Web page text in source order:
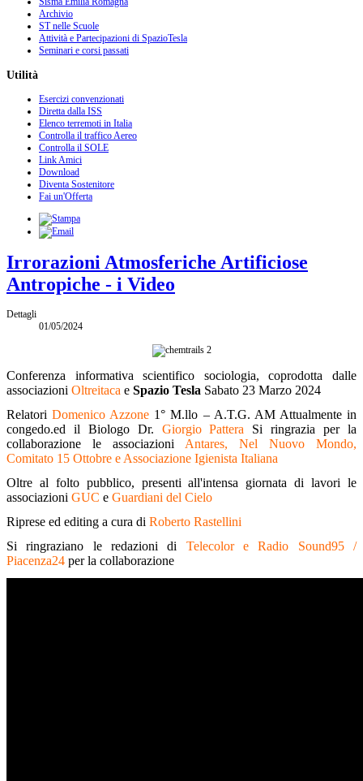
Archivio
ST nelle Scuole
Attività e Partecipazioni di SpazioTesla
Seminari e corsi passati
Utilità
Esercizi convenzionati
Diretta dalla ISS
Elenco terremoti in Italia
Controlla il traffico Aereo
Controlla il SOLE
Link Amici
Download
Diventa Sostenitore
Fai un'Offerta
Irrorazioni Atmosferiche Artificiose
Antropiche - i Video
Dettagli
01/05/2024
Conferenza informativa scientifico sociologia, coprodotta dalle
associazioni Oltreitaca e Spazio Tesla Sabato 23 Marzo 2024
RelatoriDomenico Azzone 1° M.llo – A.T.G. AM Attualmente in
congedo.ed il Biologo Dr. Giorgio Pattera Si ringrazia per la
collaborazione le associazioni Antares, Nel Nuovo Mondo,
Comitato 15 Ottobre e Associazione Igienista Italiana
Oltre al folto pubblico, presenti all'intensa giornata di lavori le
associazioni GUC e Guardiani del Cielo
Riprese ed editing a cura di Roberto Rastellini
Si ringraziano le redazioni di Telecolor e Radio Sound95 /
Piacenza24 per la collaborazione